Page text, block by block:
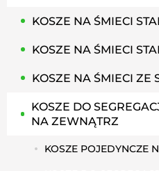
KOSZE NA ŚMIECI
KOSZE NA ŚMIECI
KOSZE NA ŚMIECI ZE
KOSZE DO
NA ZEWNĄTRZ
KOSZE POJEDYNCZE